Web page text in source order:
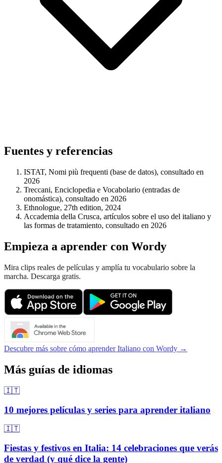
Fuentes y referencias
ISTAT, Nomi più frequenti (base de datos), consultado en
2026
Treccani, Enciclopedia e Vocabolario (entradas de
onomástica), consultado en 2026
Ethnologue, 27th edition, 2024
Accademia della Crusca, artículos sobre el uso del italiano y
las formas de tratamiento, consultado en 2026
Empieza a aprender con Wordy
Mira clips reales de películas y amplía tu vocabulario sobre la
marcha. Descarga gratis.
Descubre más sobre cómo aprender Italiano con Wordy →
Más guías de idiomas
🇮🇹
10 mejores películas y series para aprender italiano
🇮🇹
Fiestas y festivos en Italia: 14 celebraciones que verás
de verdad (y qué dice la gente)